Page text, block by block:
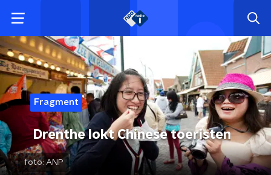
Fragment
Drenthe lokt Chinese toeristen
foto: ANP